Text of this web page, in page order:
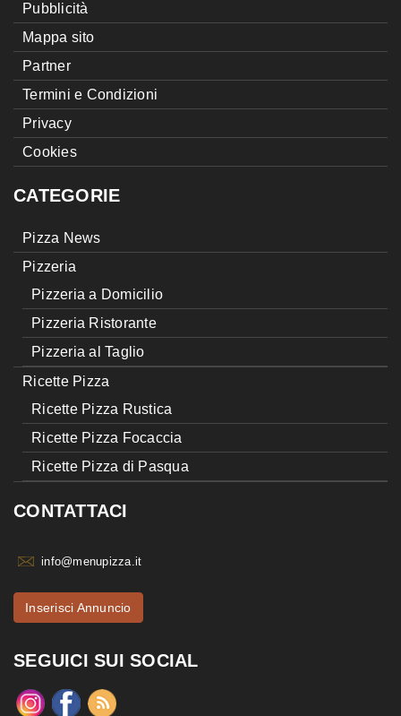
Pubblicità
Mappa sito
Partner
Termini e Condizioni
Privacy
Cookies
CATEGORIE
Pizza News
Pizzeria
Pizzeria a Domicilio
Pizzeria Ristorante
Pizzeria al Taglio
Ricette Pizza
Ricette Pizza Rustica
Ricette Pizza Focaccia
Ricette Pizza di Pasqua
CONTATTACI
info@menupizza.it
Inserisci Annuncio
SEGUICI SUI SOCIAL